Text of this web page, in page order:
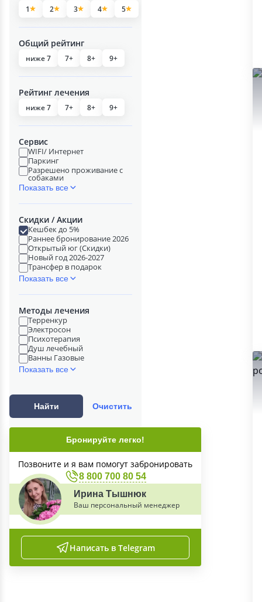
1 2 3 4 5
Общий рейтинг
ниже 7 7+ 8+ 9+
Рейтинг лечения
ниже 7 7+ 8+ 9+
Сервис
WIFI/ Интернет
Паркинг
Разрешено проживание с
собаками
Показать все
Скидки / Акции
Кешбек до 5%
Раннее бронирование 2026
Открытый юг (Скидки)
Новый год 2026-2027
Трансфер в подарок
Показать все
Методы лечения
Терренкур
Электросон
Психотерапия
Душ лечебный
Ванны Газовые
Показать все
Найти Очистить
Бронируйте легко!
Позвоните и я вам помогут забронировать
8 800 700 80 54
Ирина Тышнюк
Ваш персональный менеджер
Написать в Telegram